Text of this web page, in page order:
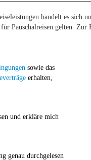
handelt es
Pauschalreisen gelten.
sowie das
erhalten,
und erkläre mich
genau durchgelesen